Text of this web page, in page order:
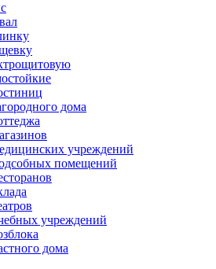
дома
учреждений
помещений
учреждений
дома